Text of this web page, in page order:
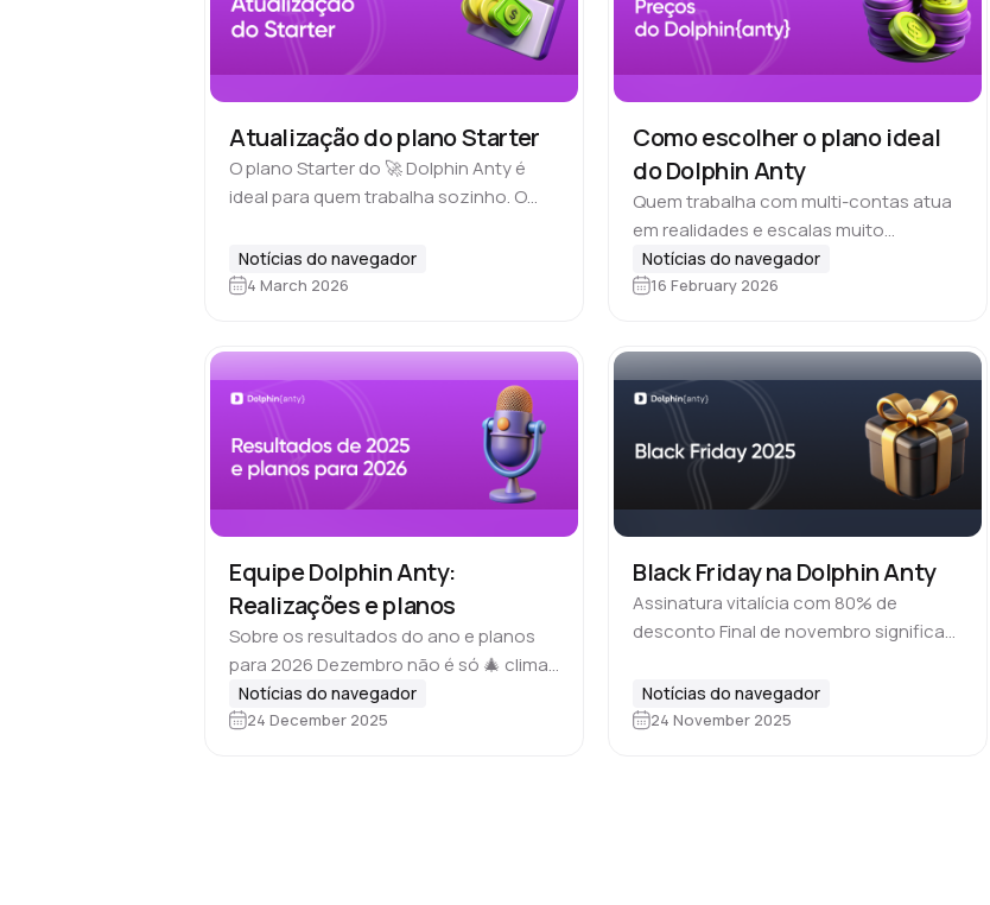
Atualização do plano Starter
O plano Starter do 🚀 Dolphin Anty é
ideal para quem trabalha sozinho. O
versão básica por US$10 por mês
permite criar até…
Notícias do navegador
4 March 2026
Como escolher o plano ideal
do Dolphin Anty
Quem trabalha com multi-contas atua
em realidades e escalas muito
diferentes. Alguns precisam de uma
ferramenta para uso individual e para
Notícias do navegador
16 February 2026
Equipe Dolphin Anty:
Realizações e planos
Sobre os resultados do ano e planos
para 2026 Dezembro não é só 🎄 clima
de fim de ano. No último mês do ano,
todos fazem um balanço, planejam o…
Notícias do navegador
24 December 2025
Black Friday na Dolphin Anty
Assinatura vitalícia com 80% de
desconto Final de novembro significa
E isso já virou uma ótima tradição. Pelo
quarto ano consecutivo, estamos…
Notícias do navegador
24 November 2025